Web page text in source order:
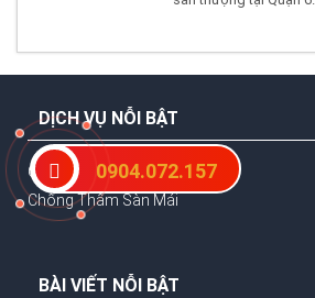
DỊCH VỤ NỖI BẬT
Chống Thấm Nhà Vệ Sinh
Chống Thấm Sàn Mái
BÀI VIẾT NỖI BẬT
0904.072.157